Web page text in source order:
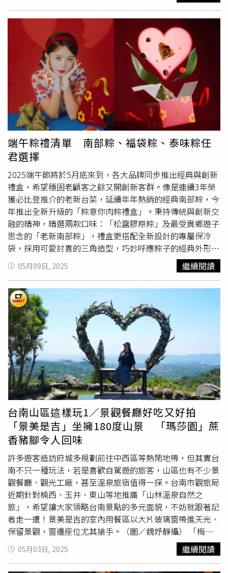
健康，未滿18歲請勿飲酒
來「傳產品牌的顛覆與創新」的演說主題；芳成工業總經理
江宗澤分享「突破傳產AI的未來」，而大添生醫廖芳銘則以
「黑溫土＋薑黃＝健康與美」為題，為論壇注入「醫食同
源」的健康觀點。此次論壇專題講座也在最後一場邀請知名
文化評論人兼美食家梁幼祥擔任主講人，他以「美食為什麼
要有文化」為題闡述美食的真諦，講座中，他除了談到台灣
美食歷史與文化的沿革，還分享其新製作的文化美食影集。
這次論壇及系列活動宣示新北市正式進軍國際美食地圖，主
辦單位也表示未來將持續推動城市品牌國際化，攜手業者共
創餐飲的永續發展。
鮮濃湯等湯品，另外還有東坡肉佐繼光餅、金沙蝦等佳餚，
以及楊枝甘露、鴛鴦奶茶等飲品，滿足消費者各種需求。養
心沙龍以江浙本幫菜為靈感推出摩登蔬食新菜。（圖／養心
沙龍提供）另外主打江南風味蔬食的「養心沙龍」也推出摩
登蔬食新中式系列，透過紅燒、清蒸、糖醋等烹調手法，精
挑新鮮食材結合植物肉的造型與調味，呈現出類似葷食的質
地與滋味。除了代表性菜色包括「上海菜飯」、「醃篤
鮮」、「上海生煎包」與「小籠湯包」，皆以植物性食材還
原傳統，近期還推出「蟹黃豆腐」、「韭黃善糊」及「賽螃
蟹」等新菜色，在保有經典風味的基礎上，展現蔬食料理的
多樣變化。店家也表示，經過一年營運觀察於今年調整了菜
單結構，觀察到消費者對天然食材的偏好逐漸提升，在植物
肉類料理的比例已有所下降，同時，針對「五辛素」（含
蔥、蒜、韭等刺激性食材）的使用也進行減量，以更貼近大
眾蔬食者的飲食習慣。在這次推出的新菜中，上海名菜「賽
螃蟹」的誕生是由於過去御廚考量北京距離海邊遙遠，特地
利用蛋白炒成蟹肉的模樣，深受喜愛，養心沙龍團隊則以蛋
白與植物蟹酥演繹，並加入銀芽提升爽脆度；「蟹黃豆腐
煲」則利用鹹蛋與南瓜替代蟹黃、結合嫩豆腐與紹興酒的香
氣，整體濃郁細膩；而沒有魚肉，卻有與黃魚羹同樣講究火
候與層次的「折燴黃魚羹」，則以紹興酒香打底、蔬菜高湯
調和出清澈湯色，風味清爽；老派上海的「韭黃善糊」以茄
子取代鱔魚，在爆炒火氣中帶出鹹甜交織、入口即化的口
感。
日下午1點48分，林曜晟獨自搭乘多元計程車離開台北市的
住處，前往一家正骨推拿所，約莫2個小時後才離開。4點
半，搭乘捷運到市政府站下車，隨後一路上走走逛逛，又是
買蝴蝶餅，又是買茶飲，最後還買了一個便當。在個人社群
上自嘲是「行走的東坡肉
」的他，買起食物來絲毫不客氣。
買完吃的喝的，林曜晟拎著食物去女友公司「餵食」。（圖
／本刊攝影組）傍晚5點13分，提著採買的食物和飲料，林
曜晟走進一處住商合用大樓，而這個地方正是女友Tiva的辦
公室。不久便看到Tiva享用著蝴蝶餅的同時，也在自己的社
群網路上貼文分享，還特別寫道：「剛剛男友突然買回
來...」的內文，甜蜜指數爆表！林曜晟女友很開心秀出愛心
蝴蝶餅。（圖／翻攝IG）林曜晟的新歡是IG上經營韓貨女裝
小有名氣的賣家Tiva，外型亮眼、氣質清新，從兩人社群
中，可以發現他們出現在同個房間拍片，畫面中牆角那兩尊
「Tom & Jerry」公仔成了鐵證，背景細節完全重疊，疑似
「同居ING」，戀情已藏不住。林曜晟的新對象，疑似是IG
韓貨賣家Tiva，兩人曾在同個家拍影片。（圖／翻攝IG）林
曜晟曾穿上Tiva販售的單品，力挺女方事業。（圖／翻攝
IG）不只如此，林曜晟行動力挺女友事業，時常在自己的發
文底下帶到女方的賣貨IG，更身穿Tiva販售的單品出鏡，親
自示範男性穿搭，替女友的品牌增添男裝魅力，更親自參與
選品、挑款，看來兩人不只有愛的滋潤，事業上也是互相幫
助的好搭檔。Tiva經營韓貨女裝頗有成績。（圖／翻攝IG）
林曜晟在2022年被前女友張小姐控訴家暴，他事後反擊，
自己才是被施暴的一方，當時兩人確診期間居家隔離，他聽
聞對方有第三者，甚至根本就是已婚身分，他想看女友手機
簡訊，因而造成衝突，「她整個人暴走，衝到我背上抓我，
她身上的血是我的，但她卻拍給媒體去渲染這些事。」他澄
清自己並無施暴，「任何一拳一掌都沒有」。從昔日風波，
到如今重新找回生活步調，林曜晟撕掉家暴標籤，穩扎穩打
經營新事業，戀情也悄悄有新進展。
端午粽禮清單 南部粽、福袋粽、泰味粽任
君選擇
2025端午節將於5月底來到，各大品牌同步推出經典與創新
禮盒，希望穩固老顧客之餘又開創新客群。像是連續3年榮
獲必比登推介的老新台菜，延續年年熱銷的經典南部粽，今
年推出全新升級的「粽意你肉粽禮盒」。秉持傳統與創新交
融的精神，精選兩款口味：「松露膠原粽」及最受異鄉遊子
思念的「老新南部粽」，禮盒更搭配全新設計的專屬保冷
袋，採用可愛討喜的三角造型，巧妙呼應粽子的經典外形，
不僅外觀吸睛更兼具實用性。「辣台妹辣油」（左）為580
元，若選擇「粽意你肉粽+辣油禮盒」原價1,760元、預購優
惠價1,480元。（圖／老新台菜提供）老新台菜主廚團隊嚴
選優質食材入粽，包括風味濃郁的紅土鹹蛋黃、綿密的栗
子、糯米、花生、香菇等食材，層層堆疊出豐富細膩的端午
滋味。 其中「松露膠原粽」嚴選頂級松露醬，在不掩蓋肉
粽原味的前提下，掌握松露香氣與糯米的平衡，還能吃到Q
彈帶勁的豬蹄筋；「老新南部粽」則復刻經典南部風味，在
香氣十足的粽葉內包裹鹹鴨蛋黃、香菇等豐富配料，每一口
都勾起滿滿鄉愁。被譽為肉粽好拍檔的「辣台妹辣油」，曾
獲國際風味大賞一星獎章，一推出便廣受饕客好評。只要在
軟糯綿密的肉粽滴上一滴辣油，微麻的辛辣感與馥郁香氣便
能幫肉粽提升風味。目前老新台菜電商已展開粽禮預購，禮
盒任選4組可享免運優惠。「萬豪經典粽禮」含精美保冷
袋。（1,599元／5入，圖／台北萬豪酒店提供）重達900克
的「鮑魚八寶福袋粽」源自雲南彝族「端午吃豬肚」的習
俗，並結合主廚高鋼輝家鄉廣東肇慶的「裹蒸粽」工法。
（2,299元，圖／台北萬豪酒店提供）「冰心甜粽禮」內含
「抹茶紅豆」、「檸檬柚子紅茶」、「黑糖金薯」3種風味
心。（699元／9入，圖／台北萬豪酒店提供）另外台北萬
豪酒店即日起至5/31也推出多款端午粽禮，由逾40年料理
資歷的「國宴主廚」高鋼輝揉合上等食材精心研發。像人氣
熱銷的「萬豪經典粽禮」5入裝包含豪華牛肝蕈鮑魚粽、葛
粽、羊肚蕈紅藜麥養生粽、黑金滷肉粽及百
合紫米粽，其中今年全新推出的「黑金滷肉粽」是將經典滷
肉飯創意融入端午粽，嚴選台灣黑毛豬五花肉，依黃金3：7
05月09日, 2025 繼續閱讀
台南山區這樣玩1／景觀餐廳好吃又好拍
「景美是吉」坐擁180度山景 「瑪莎園」蔗
香豬腳令人回味
許多遊客造訪府城多規劃前往中西區等熱鬧地帶，但其實台
南不只一種玩法，若是喜歡自駕遊的旅客，山區也有不少景
觀餐廳、觀光工廠，甚至溫泉旅宿值得一探。台南市觀旅局
近期針對楠西、玉井、東山等地推廣「山林溫泉自然之
旅」，希望讓大家領略台南景點的多元面貌，不妨就跟著記
者走一遭！景美是吉的室內用餐區以大片玻璃窗帶進天光、
保留景觀，窗邊座位尤其搶手。（圖／魏妤靜攝） 「梅醬
烤雞腿」附有多樣爽口小菜，連搭配的水果都以桂花蜜調
味。（480元，+100元可升級豪華餐含150元以下飲料與甜
點4擇1，圖／魏妤靜攝） 在景美是吉戶外座位區邊品嘗手
05月03日, 2025 繼續閱讀